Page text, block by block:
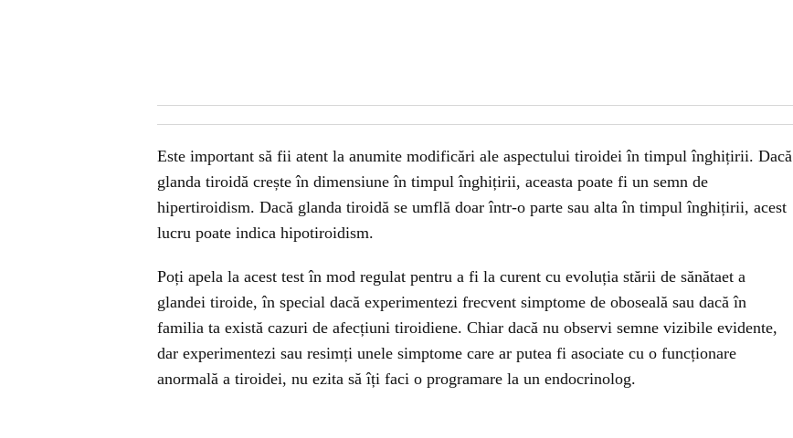
Este important să fii atent la anumite modificări ale aspectului tiroidei în timpul înghițirii. Dacă
glanda tiroidă crește în dimensiune în timpul înghițirii, aceasta poate fi un semn de
hipertiroidism. Dacă glanda tiroidă se umflă doar într-o parte sau alta în timpul înghițirii, acest
lucru poate indica hipotiroidism.
Poți apela la acest test în mod regulat pentru a fi la curent cu evoluția stării de sănătaet a
glandei tiroide, în special dacă experimentezi frecvent simptome de oboseală sau dacă în
familia ta există cazuri de afecțiuni tiroidiene. Chiar dacă nu observi semne vizibile evidente,
dar experimentezi sau resimți unele simptome care ar putea fi asociate cu o funcționare
anormală a tiroidei, nu ezita să îți faci o programare la un endocrinolog.